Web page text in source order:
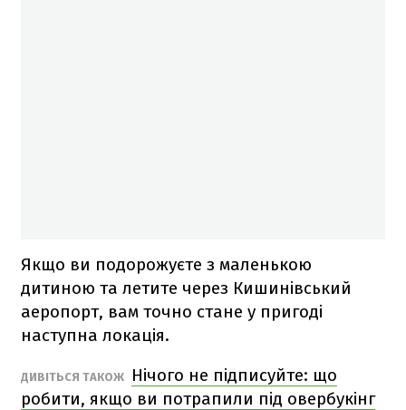
Якщо ви подорожуєте з маленькою
дитиною та летите через Кишинівський
аеропорт, вам точно стане у пригоді
наступна локація.
ДИВІТЬСЯ ТАКОЖ
Нічого не підписуйте: що
робити, якщо ви потрапили під овербукінг